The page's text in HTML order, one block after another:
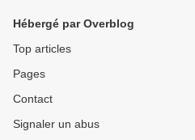
Hébergé par Overblog
Top articles
Pages
Contact
Signaler un abus